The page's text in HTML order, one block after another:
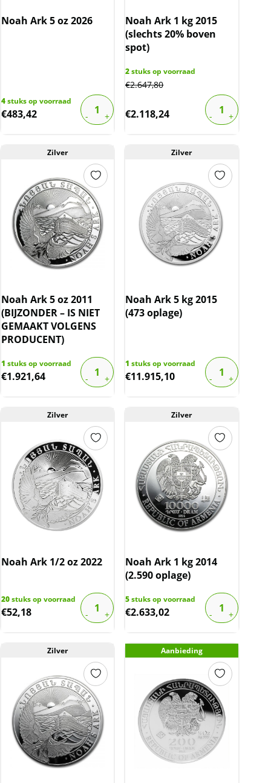
Noah Ark 5 oz 2026
4stuks op voorraad
€483,42
Noah Ark 1 kg 2015
(slechts 20% boven
spot)
2stuks op voorraad
€2.647,80
€2.118,24
Zilver
Noah Ark 5 oz 2011
(BIJZONDER – IS NIET
GEMAAKT VOLGENS
PRODUCENT)
1 stuks op voorraad
€1.921,64
Zilver
Noah Ark 5 kg 2015
(473 oplage)
1 stuks op voorraad
€11.915,10
Zilver
Noah Ark 1/2 oz 2022
20stuks op voorraad
€52,18
Zilver
Noah Ark 1 kg 2014
(2.590 oplage)
5stuks op voorraad
€2.633,02
Zilver Aanbieding